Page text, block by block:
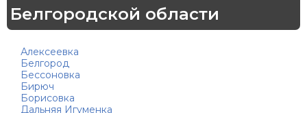
Белгородской области
Алексеевка
Белгород
Бессоновка
Бирюч
Борисовка
Дальняя Игуменка